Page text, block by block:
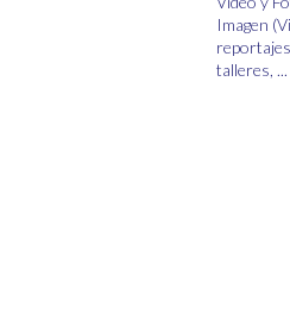
Imagen
talleres, ...